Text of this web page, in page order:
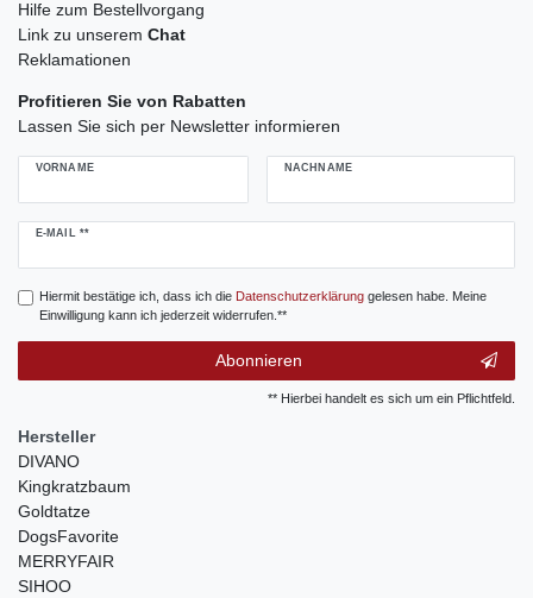
Hilfe zum Bestellvorgang
Link zu unserem Chat
Reklamationen
Profitieren Sie von Rabatten
Lassen Sie sich per Newsletter informieren
VORNAME NACHNAME
E-MAIL **
Newsletter
Hiermit bestätige ich, dass ich die Daten­schutz­erklärunggelesen habe. Meine
Einwilligung kann ich jederzeit widerrufen.**
Abonnieren
** Hierbei handelt es sich um ein Pflichtfeld.
Hersteller
DIVANO
Kingkratzbaum
Goldtatze
DogsFavorite
MERRYFAIR
SIHOO